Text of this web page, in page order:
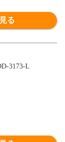
る
3173-L